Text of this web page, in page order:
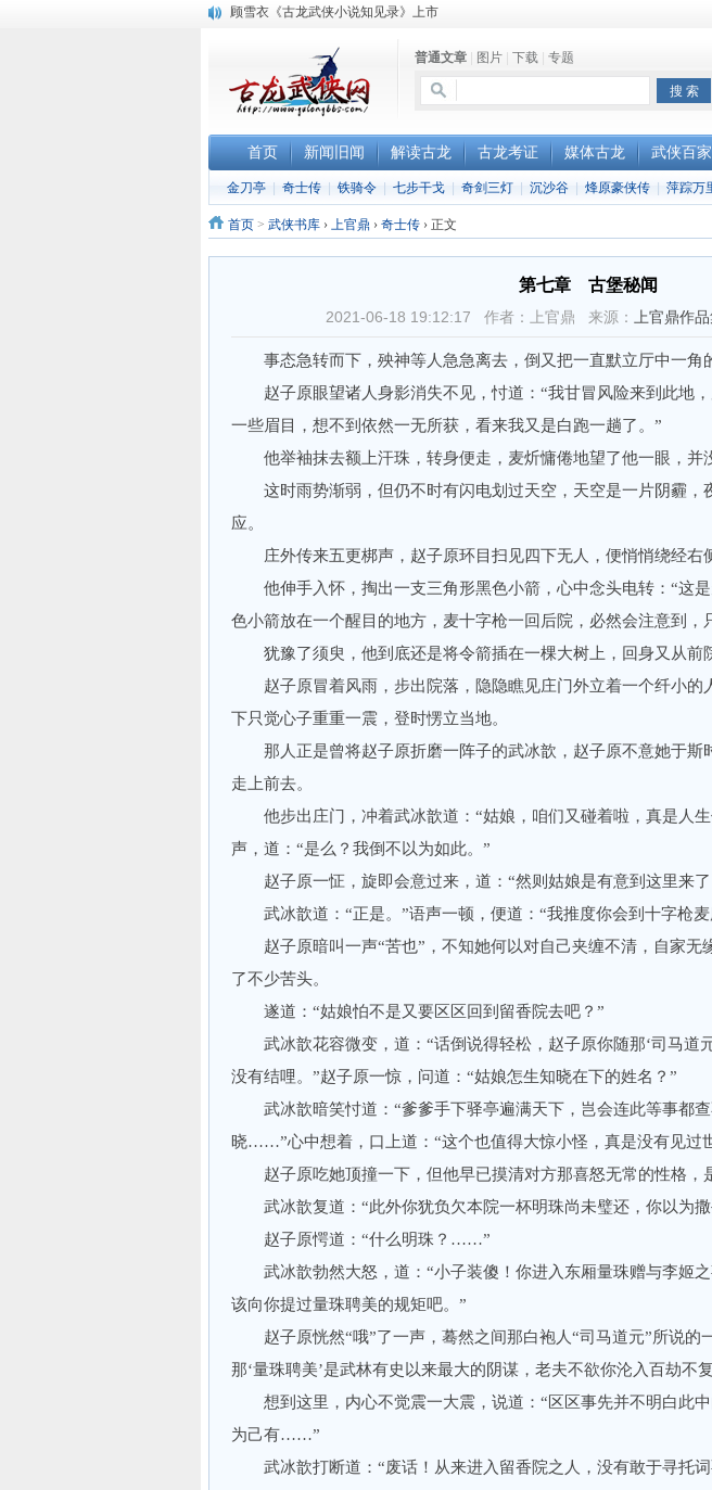
顾雪衣《古龙武侠小说知见录》上市
《古龙小说原貌探究》修订版已上市普通文章 图片 下载 专题
首页 新闻旧闻 解读古龙 古龙考证 媒体古龙 武侠百家
金刀亭 奇士传 铁骑令 七步干戈 奇剑三灯 沉沙谷 烽原豪侠传 萍踪万
首页 > 武侠书库 › 上官鼎 › 奇士传 › 正文
第七章 古堡秘闻
2021-06-18 19:12:17 作者：上官鼎 来源： 上官鼎作
事态急转而下，殃神等人急急离去，倒又把一直默立厅中一角
赵子原眼望诸人身影消失不见，忖道：“我甘冒风险来到此地，
一些眉目，想不到依然一无所获，看来我又是白跑一趟了。”
他举袖抹去额上汗珠，转身便走，麦炘慵倦地望了他一眼，并
这时雨势渐弱，但仍不时有闪电划过天空，天空是一片阴霾，
应。
庄外传来五更梆声，赵子原环目扫见四下无人，便悄悄绕经右
他伸手入怀，掏出一支三角形黑色小箭，心中念头电转：“这是
色小箭放在一个醒目的地方，麦十字枪一回后院，必然会注意到，
犹豫了须臾，他到底还是将令箭插在一棵大树上，回身又从前
赵子原冒着风雨，步出院落，隐隐瞧见庄门外立着一个纤小的
下只觉心子重重一震，登时愣立当地。
那人正是曾将赵子原折磨一阵子的武冰歆，赵子原不意她于斯
走上前去。
他步出庄门，冲着武冰歆道：“姑娘，咱们又碰着啦，真是人生
声，道：“是么？我倒不以为如此。”
赵子原一怔，旋即会意过来，道：“然则姑娘是有意到这里来了
武冰歆道：“正是。”语声一顿，便道：“我推度你会到十字枪
赵子原暗叫一声“苦也”，不知她何以对自己夹缠不清，自家无
了不少苦头。
遂道：“姑娘怕不是又要区区回到留香院去吧？”
武冰歆花容微变，道：“话倒说得轻松，赵子原你随那‘司马道
没有结哩。”赵子原一惊，问道：“姑娘怎生知晓在下的姓名？”
武冰歆暗笑忖道：“爹爹手下驿亭遍满天下，岂会连此等事都查
晓……”心中想着，口上道：“这个也值得大惊小怪，真是没有见过
赵子原吃她顶撞一下，但他早已摸清对方那喜怒无常的性格，
武冰歆复道：“此外你犹负欠本院一杯明珠尚未璧还，你以为撒
赵子原愕道：“什么明珠？……”
武冰歆勃然大怒，道：“小子装傻！你进入东厢量珠赠与李姬之
该向你提过量珠聘美的规矩吧。”
赵子原恍然“哦”了一声，蓦然之间那白袍人“司马道元”所说的
那‘量珠聘美’是武林有史以来最大的阴谋，老夫不欲你沦入百劫不
想到这里，内心不觉震一大震，说道：“区区事先并不明白此中
为己有……”
武冰歆打断道：“废话！从来进入留香院之人，没有敢于寻托词